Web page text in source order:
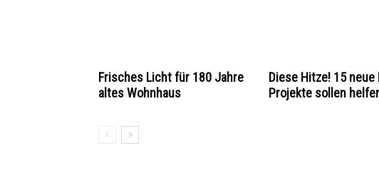
Frisches Licht für 180 Jahre
altes Wohnhaus
Diese Hitze! 15 neue
Projekte sollen